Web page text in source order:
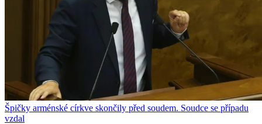
Špičky arménské církve skončily před soudem. Soudce se případu
vzdal